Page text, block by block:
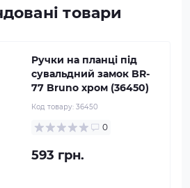
товари
Pучки на планці під
сувальдний замок BR-
77 Bruno хром (36450)
Код товару: 36450
0
593 грн.